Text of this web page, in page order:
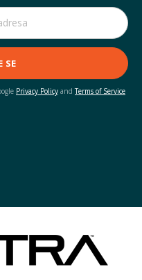
SE
Privacy Policy andTerms of Service